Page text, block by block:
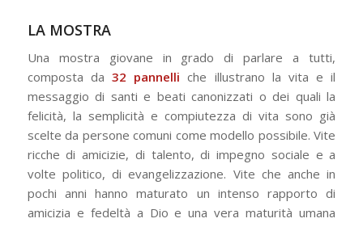
LA MOSTRA
Una mostra giovane in grado di parlare a tutti,
composta da 32 pannelli che illustrano la vita e il
messaggio di santi e beati canonizzati o dei quali la
felicità, la semplicità e compiutezza di vita sono già
scelte da persone comuni come modello possibile. Vite
ricche di amicizie, di talento, di impegno sociale e a
volte politico, di evangelizzazione. Vite che anche in
pochi anni hanno maturato un intenso rapporto di
amicizia e fedeltà a Dio e una vera maturità umana